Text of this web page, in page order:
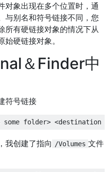
对象出现在多个位置时，通
与别名和符号链接不同，您
所有硬链接对象的情况下从
硬链接对象。
＆Finder中
符号链接
some folder> <destination
我创建了指向 /Volumes 文件